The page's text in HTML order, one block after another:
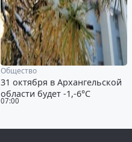
07:00
Общество
31 октября в Архангельской
области будет -1,-6°С